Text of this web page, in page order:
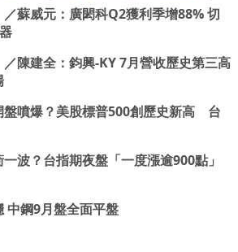
蘇威元：廣閎科Q2獲利季增88% 切
陳建全：鈞興-KY 7月營收歷史第三高
盤噴爆？美股標普500創歷史新高 台
波？台指期夜盤「一度漲逾900點」
中鋼9月盤全面平盤